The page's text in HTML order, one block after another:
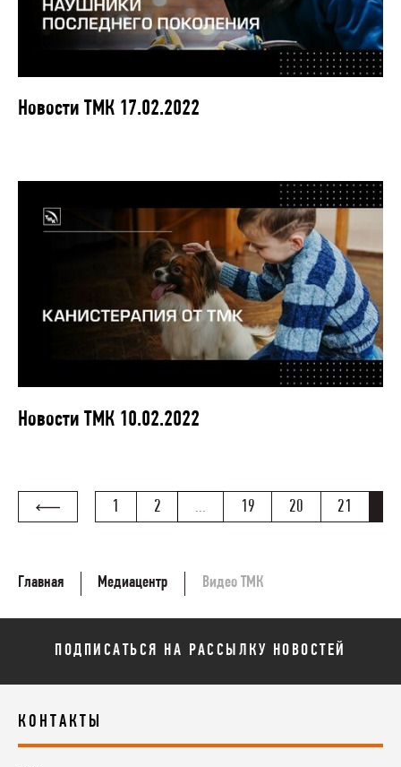
Новости ТМК 17.02.2022
Новости ТМК 10.02.2022
1 2 ... 19 20 21
Главная Медиацентр Видео ТМК
ПОДПИСАТЬСЯ НА РАССЫЛКУ НОВОСТЕЙ
КОНТАКТЫ